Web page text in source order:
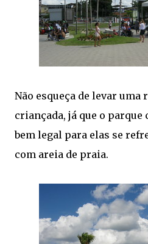
Não esqueça de levar uma
criançada, já que o parque
bem legal para elas se
com areia de praia.